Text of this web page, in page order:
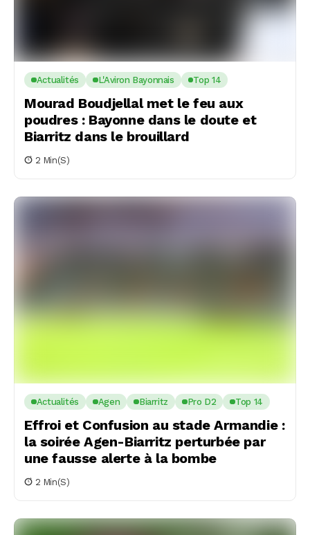
Actualités L'Aviron Bayonnais Top 14
Mourad Boudjellal met le feu aux
poudres : Bayonne dans le doute et
Biarritz dans le brouillard
2 Min(s)
Actualités Agen Biarritz Pro D2 Top 14
Effroi et Confusion au stade Armandie :
la soirée Agen-Biarritz perturbée par
une fausse alerte à la bombe
2 Min(s)